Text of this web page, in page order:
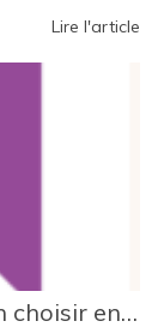
Lire l'article
Transmission d’entreprise : bien choisir entre cession de parts sociales et cession de fonds de commerce